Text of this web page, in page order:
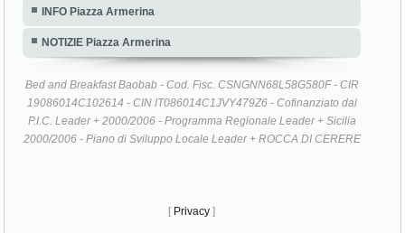
INFO Piazza Armerina
NOTIZIE Piazza Armerina
Bed and Breakfast Baobab - Cod. Fisc. CSNGNN68L58G580F - CIR
19086014C102614 - CIN IT086014C1JVY479Z6 - Cofinanziato dal
P.I.C. Leader + 2000/2006 - Programma Regionale Leader + Sicilia
2000/2006 - Piano di Sviluppo Locale Leader + ROCCA DI CERERE
[ Privacy ]